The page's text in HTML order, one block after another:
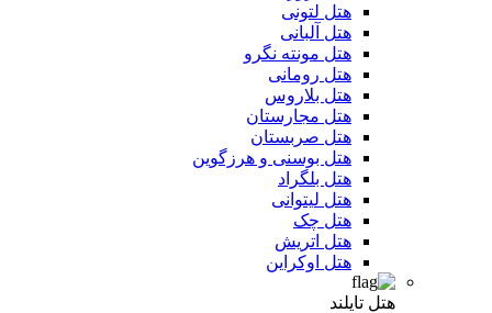
هتل لتونی
هتل آلبانی
هتل مونته نگرو
هتل رومانی
هتل بلاروس
هتل مجارستان
هتل صربستان
هتل بوسنی و هرزگوین
هتل بلگراد
هتل لیتوانی
هتل چک
هتل اتریش
هتل اوکراین
هتل تایلند